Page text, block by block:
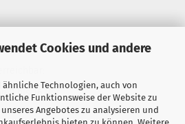
Cookies und andere
Technologien, auch von
Funktionsweise der Website zu
Angebotes zu analysieren und
bieten zu können. Weitere
9 bis 16 Uhr